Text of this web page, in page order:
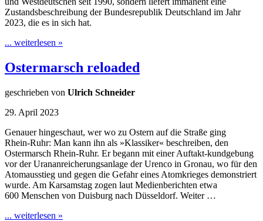
Zustandsbeschreibung der Bundesrepublik Deutschland im Jahr
2023, die es in sich hat.
... weiterlesen »
Ostermarsch reloaded
geschrieben von Ulrich Schneider
29. April 2023
Genauer hingeschaut, wer wo zu Ostern auf die Straße ging
Rhein-Ruhr: Man kann ihn als »Klassiker« beschreiben, den
Ostermarsch Rhein-Ruhr. Er begann mit einer Auftakt-kundgebung
vor der Urananreicherungsanlage der Urenco in Gronau, wo für den
Atomausstieg und gegen die Gefahr eines Atomkrieges demonstriert
wurde. Am Karsamstag zogen laut Medienberichten etwa
600 Menschen von Duisburg nach Düsseldorf. Weiter …
... weiterlesen »